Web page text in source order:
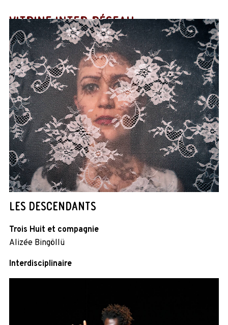
VITRINE INTER-RÉSEAU
LES DESCENDANTS
Trois Huit et compagnie
Alizée Bingöllü
Interdisciplinaire